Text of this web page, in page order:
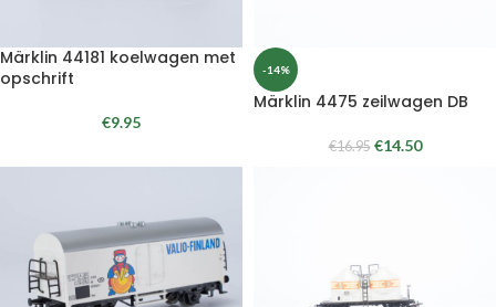
Märklin 44181 koelwagen met
opschrift
€9.95
-14%
Märklin 4475 zeilwagen DB
€16.95 €14.50